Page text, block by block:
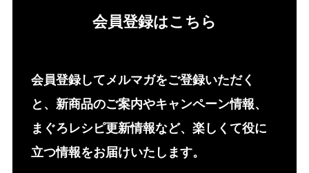
会員登録はこちら
会員登録してメルマガをご登録いただく
と、新商品のご案内やキャンペーン情報、
まぐろレシピ更新情報など、楽しくて役に
立つ情報をお届けいたします。